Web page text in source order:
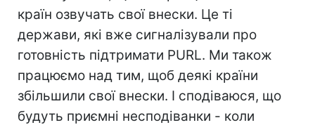
країн озвучать свої внески. Це ті
держави, які вже сигналізували про
готовність підтримати PURL. Ми також
працюємо над тим, щоб деякі країни
збільшили свої внески. І сподіваюся, що
будуть приємні несподіванки - коли